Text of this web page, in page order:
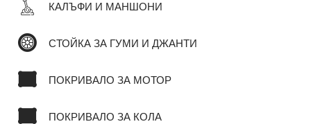
КАЛЪФИ И МАНШОНИ
СТОЙКА ЗА ГУМИ И ДЖАНТИ
ПОКРИВАЛО ЗА МОТОР
ПОКРИВАЛО ЗА КОЛА